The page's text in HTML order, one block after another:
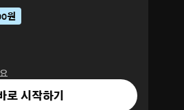
원
로 시작하기